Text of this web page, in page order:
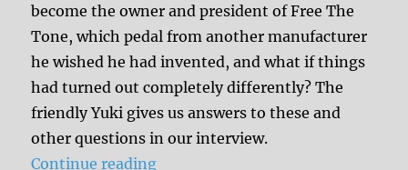
become the owner and president of Free The
Tone, which pedal from another manufacturer
he wished he had invented, and what if things
had turned out completely differently? The
friendly Yuki gives us answers to these and
other questions in our interview.
Continue reading“7 questions to Yukihiro Hayashi